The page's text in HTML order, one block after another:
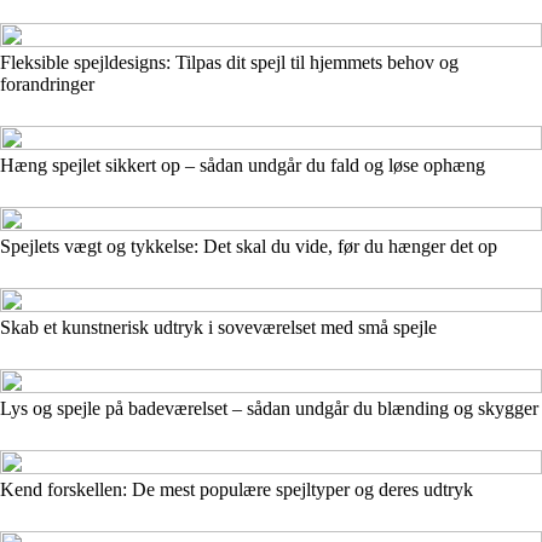
Fleksible spejldesigns: Tilpas dit spejl til hjemmets behov og
forandringer
Hæng spejlet sikkert op – sådan undgår du fald og løse ophæng
Spejlets vægt og tykkelse: Det skal du vide, før du hænger det op
Skab et kunstnerisk udtryk i soveværelset med små spejle
Lys og spejle på badeværelset – sådan undgår du blænding og skygger
Kend forskellen: De mest populære spejltyper og deres udtryk